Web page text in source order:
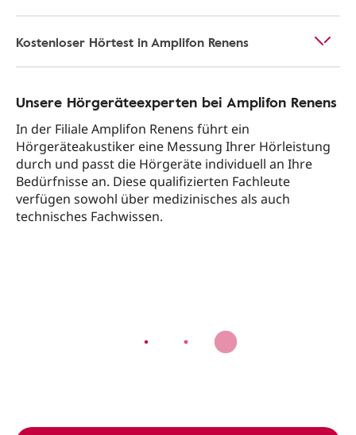
Kostenloser Hörtest in Amplifon Renens
Unsere Hörgeräteexperten bei Amplifon Renens
In der Filiale Amplifon Renens führt ein
Hörgeräteakustiker eine Messung Ihrer Hörleistung
durch und passt die Hörgeräte individuell an Ihre
Bedürfnisse an. Diese qualifizierten Fachleute
verfügen sowohl über medizinisches als auch
technisches Fachwissen.